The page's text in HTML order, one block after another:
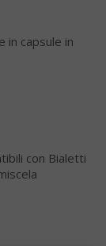
in capsule in
con Bialetti